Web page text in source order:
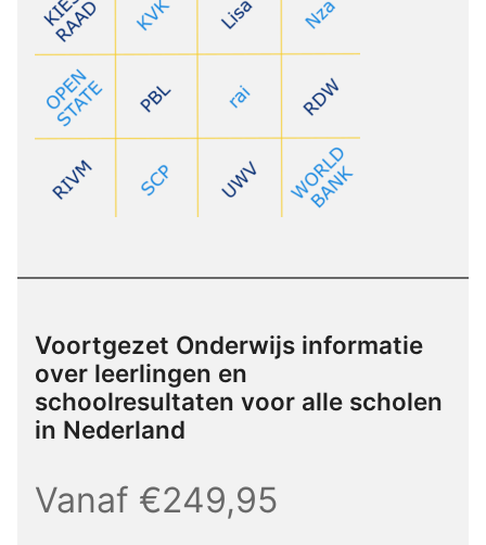
Voortgezet Onderwijs informatie
over leerlingen en
schoolresultaten voor alle scholen
in Nederland
Vanaf €249,95